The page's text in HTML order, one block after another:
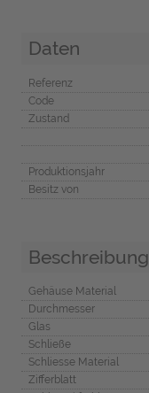
Daten
Referenz
Code
Zustand
Produktionsjahr
Besitz von
Beschreibung
Gehäuse Material
Durchmesser
Glas
Schließe
Schliesse Material
Zifferblatt